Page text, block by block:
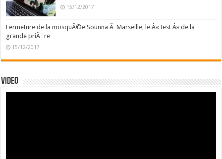
15/12/2017
Fermeture de la mosquÃ©e Sounna Ã Marseille, le Â« test Â» de la
grande priÃ¨re
15/12/2017
Video